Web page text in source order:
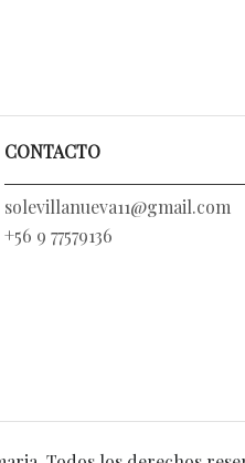
CONTACTO
solevillanueva11@gmail.com
+56 9 77579136